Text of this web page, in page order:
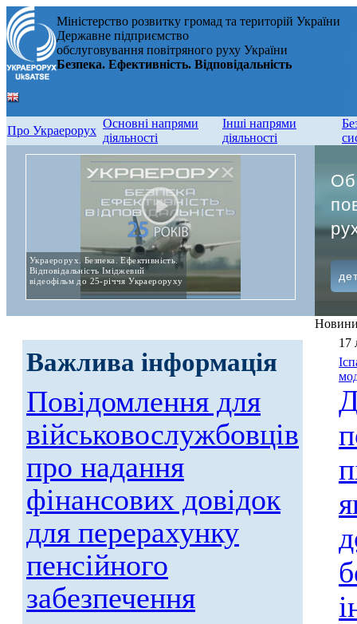
Міністерство розвитку громад та територій України
Державне підприємство
обслуговування повітряного руху України
Безпека. Ефективність. Відповідальність
Про Украерорух
Основні напрями
діяльності
Інші напрями
діяльності
Украерорух. Безпека. Ефективність.
Відповідальність Іміджевий
відеофільм до 25-річчя Украероруху
Важлива інформація
Повідомлення для
військовослужбовців
про надання
фінансових довідок
для перерахунку
пенсійного
забезпечення
17